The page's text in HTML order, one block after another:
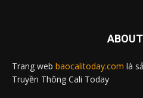
Trang web baocalitoday.com là
Truyền Thông Cali Today